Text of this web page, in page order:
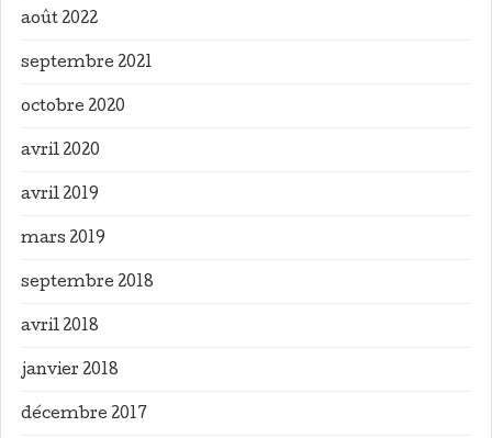
août 2022
septembre 2021
octobre 2020
avril 2020
avril 2019
mars 2019
septembre 2018
avril 2018
janvier 2018
décembre 2017